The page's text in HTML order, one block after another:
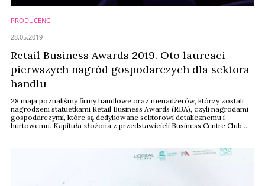
PRODUCENCI
Retail Business Awards 2019. Oto laureaci
pierwszych nagród gospodarczych dla sektora
handlu
28 maja poznaliśmy firmy handlowe oraz menadżerów, którzy zostali
nagrodzeni statuetkami Retail Business Awards (RBA), czyli nagrodami
gospodarczymi, które są dedykowane sektorowi detalicznemu i
hurtowemu. Kapituła złożona z przedstawicieli Business Centre Club,
Maruszak, prezes Rossmann Polska, został ...
28.05.2019